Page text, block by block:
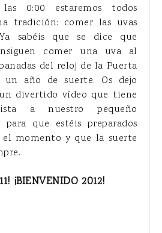
0:00 estaremos todos
tradición: comer las uvas
sabéis que se dice que
comer una uva al
del reloj de la Puerta
año de suerte. Os dejo
divertido vídeo que tiene
a nuestro pequeño
que estéis preparados
momento y que la suerte
¡BIENVENIDO 2012!